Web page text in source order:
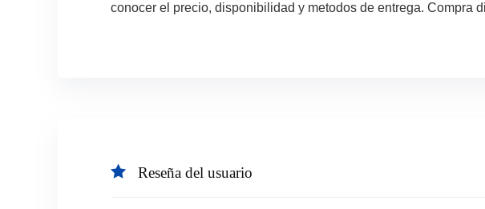
conocer el precio, disponibilidad y metodos de entrega. Compra
Reseña del usuario